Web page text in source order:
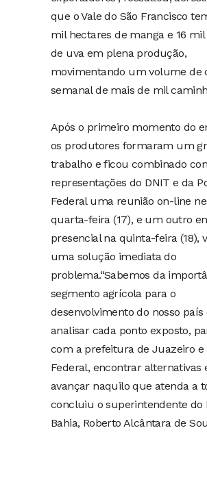
que o Vale do São Francisco
mil hectares de manga e 16
de uva em plena produção,
movimentando um volume de
semanal de mais de mil
Após o primeiro momento do
os produtores formaram um
trabalho e ficou combinado
representações do DNIT e da
Federal uma reunião on-line
quarta-feira (17), e um outro
presencial na quinta-feira (18),
uma solução imediata do
problema.“Sabemos da
segmento agrícola para o
desenvolvimento do nosso país
analisar cada ponto exposto,
com a prefeitura de Juazeiro e
Federal, encontrar alternativas
avançar naquilo que atenda a
concluiu o superintendente do
Bahia, Roberto Alcântara de